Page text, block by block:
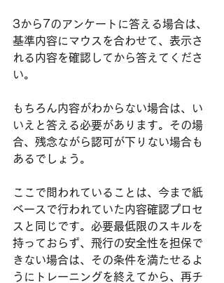
3から7のアンケートに答える場合は、
基準内容にマウスを合わせて、表示さ
れる内容を確認してから答えてくださ
い。
もちろん内容がわからない場合は、い
いえと答える必要があります。その場
合、残念ながら認可が下りない場合も
あるでしょう。
ここで問われていることは、今まで紙
ベースで行われていた内容確認プロセ
スと同じです。必要最低限のスキルを
持っておらず、飛行の安全性を担保で
きない場合は、その条件を満たせるよ
うにトレーニングを終えてから、再チ